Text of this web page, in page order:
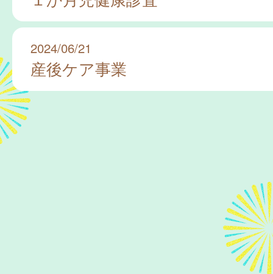
2024/06/21
産後ケア事業